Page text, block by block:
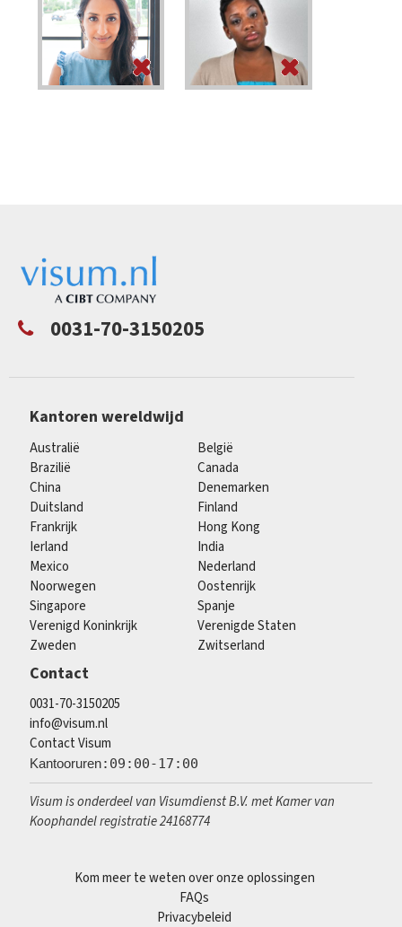
0031-70-3150205
Kantoren wereldwijd
Australië
België
Brazilië
Canada
China
Denemarken
Duitsland
Finland
Frankrijk
Hong Kong
Ierland
India
Mexico
Nederland
Noorwegen
Oostenrijk
Singapore
Spanje
Verenigd Koninkrijk
Verenigde Staten
Zweden
Zwitserland
Contact
0031-70-3150205
info@visum.nl
Contact Visum
Kantooruren:09:00-17:00
Visum is onderdeel van Visumdienst B.V. met Kamer van
Koophandel registratie 24168774
Kom meer te weten over onze oplossingen
FAQs
Privacybeleid